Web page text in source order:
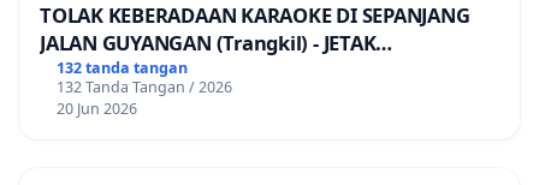
TOLAK KEBERADAAN KARAOKE DI SEPANJANG
JALAN GUYANGAN (Trangkil) - JETAK
(Wedarijaksa) Kab. PATI
132 tanda tangan
132 Tanda Tangan / 2026
20 Jun 2026